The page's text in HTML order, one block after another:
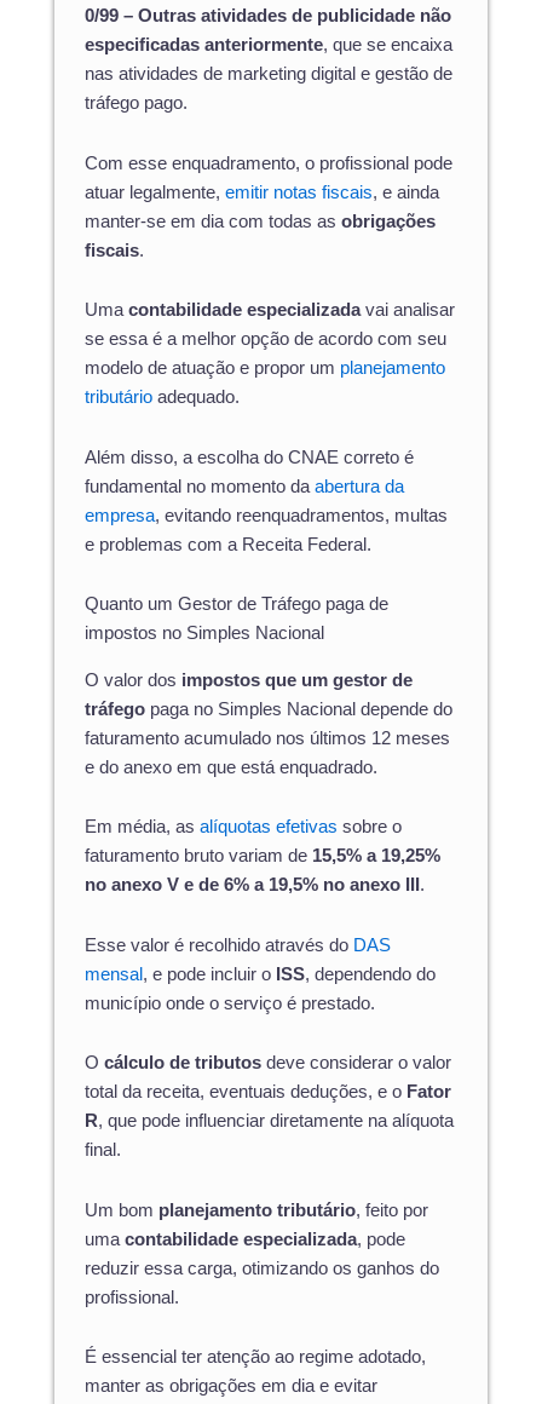
0/99 – Outras atividades de publicidade não
especificadas anteriormente, que se encaixa
nas atividades de marketing digital e gestão de
tráfego pago.
Com esse enquadramento, o profissional pode
atuar legalmente, emitir notas fiscais, e ainda
manter-se em dia com todas as obrigações
fiscais.
Umacontabilidade especializadavai analisar
se essa é a melhor opção de acordo com seu
modelo de atuação e propor um planejamento
tributário adequado.
Além disso, a escolha do CNAE correto é
fundamental no momento da abertura da
empresa, evitando reenquadramentos, multas
e problemas com a Receita Federal.
Quanto um Gestor de Tráfego paga de
impostos no Simples Nacional
O valor dos impostos que um gestor de
tráfego paga no Simples Nacional depende do
faturamento acumulado nos últimos 12 meses
e do anexo em que está enquadrado.
Em média, as alíquotas efetivas sobre o
faturamento bruto variam de 15,5% a 19,25%
no anexo V e de 6% a 19,5% no anexo III .
Esse valor é recolhido através do DAS
mensal , e pode incluir o ISS, dependendo do
município onde o serviço é prestado.
O cálculo de tributos deve considerar o valor
total da receita, eventuais deduções, e o Fator
R, que pode influenciar diretamente na alíquota
final.
Um bom planejamento tributário, feito por
uma contabilidade especializada, pode
reduzir essa carga, otimizando os ganhos do
profissional.
É essencial ter atenção ao regime adotado,
manter as obrigações em dia e evitar